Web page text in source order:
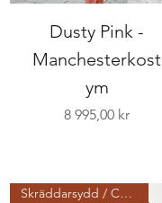
Dusty Pink -
Manchesterkost
ym
Pris
8 995,00 kr
Skräddarsydd / Custom made